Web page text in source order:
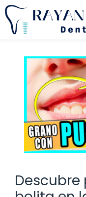
Saltar
al
contenido
Descubre